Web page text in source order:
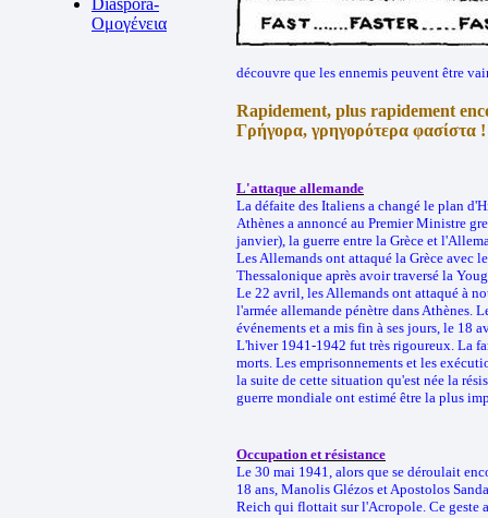
Diaspora-
Ομογένεια
découvre que les ennemis peuvent être
Rapidement, plus rapidement
Γρήγορα, γρηγορότερα φασίστα !
L'attaque allemande
La défaite des Italiens a changé le plan
Athènes a annoncé au Premier Ministre
janvier), la guerre entre la Grèce et
Les Allemands ont attaqué la Grèce avec
Thessalonique après avoir traversé la
Le 22 avril, les Allemands ont attaqué à
l'armée allemande pénètre dans Athènes.
événements et a mis fin à ses jours, le 18
L'hiver 1941-1942 fut très rigoureux. La
morts. Les emprisonnements et les
la suite de cette situation qu'est née la
guerre mondiale ont estimé être la plus
Occupation et résistance
Le 30 mai 1941, alors que se déroulait
18 ans, Manolis Glézos et Apostolos
Reich qui flottait sur l'Acropole. Ce geste